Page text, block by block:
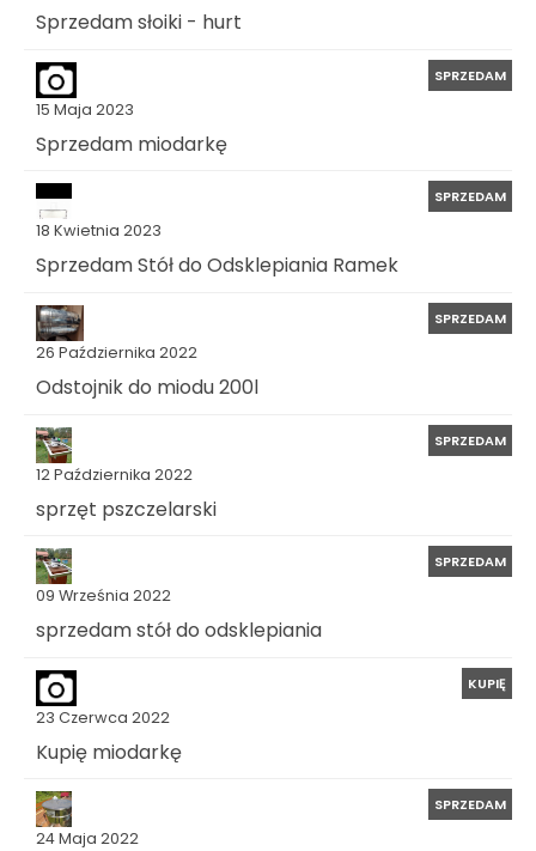
Sprzedam słoiki - hurt
15 Maja 2023
SPRZEDAM
Sprzedam miodarkę
18 Kwietnia 2023
SPRZEDAM
Sprzedam Stół do Odsklepiania Ramek
26 Października 2022
SPRZEDAM
Odstojnik do miodu 200l
12 Października 2022
SPRZEDAM
sprzęt pszczelarski
09 Września 2022
SPRZEDAM
sprzedam stół do odsklepiania
23 Czerwca 2022
KUPIĘ
Kupię miodarkę
24 Maja 2022
SPRZEDAM